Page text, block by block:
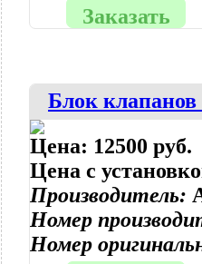
Заказать
Блок
Цена: 12500 руб.
Цена с
Производитель:
Номер
Номер